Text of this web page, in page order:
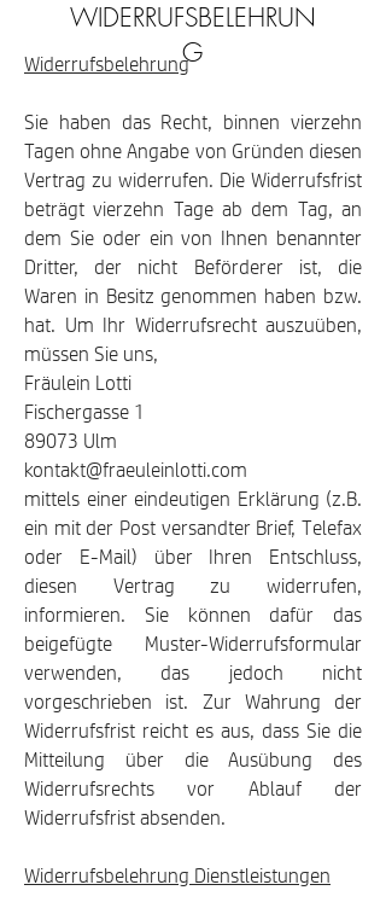
Widerrufsbelehrung
Sie haben das Recht, binnen vierzehn
Tagen ohne Angabe von Gründen diesen
Vertrag zu widerrufen. Die Widerrufsfrist
beträgt vierzehn Tage ab dem Tag, an
dem Sie oder ein von Ihnen benannter
Dritter, der nicht Beförderer ist, die
Waren in Besitz genommen haben bzw.
hat. Um Ihr Widerrufsrecht auszuüben,
müssen Sie uns,
Fräulein Lotti
Fischergasse 1
89073 Ulm
kontakt@fraeuleinlotti.com
mittels einer eindeutigen Erklärung (z.B.
ein mit der Post versandter Brief, Telefax
oder E-Mail) über Ihren Entschluss,
diesen Vertrag zu widerrufen,
informieren. Sie können dafür das
beigefügte Muster-Widerrufsformular
verwenden, das jedoch nicht
vorgeschrieben ist. Zur Wahrung der
Widerrufsfrist reicht es aus, dass Sie die
Mitteilung über die Ausübung des
Widerrufsrechts vor Ablauf der
Widerrufsfrist absenden.
Widerrufsbelehrung Dienstleistungen
WIDERRUFSBELEHRUN
G